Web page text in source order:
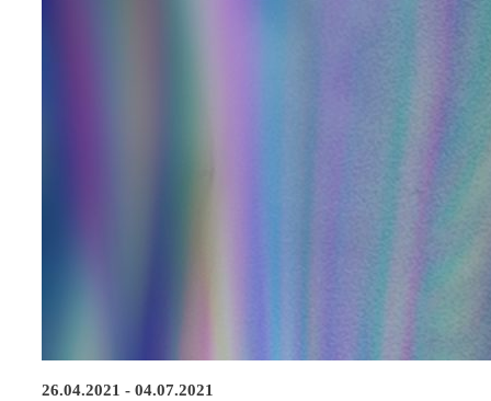
26.04.2021 - 04.07.2021